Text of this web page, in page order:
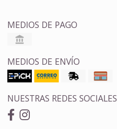
MEDIOS DE PAGO
MEDIOS DE ENVÍO
NUESTRAS REDES SOCIALES